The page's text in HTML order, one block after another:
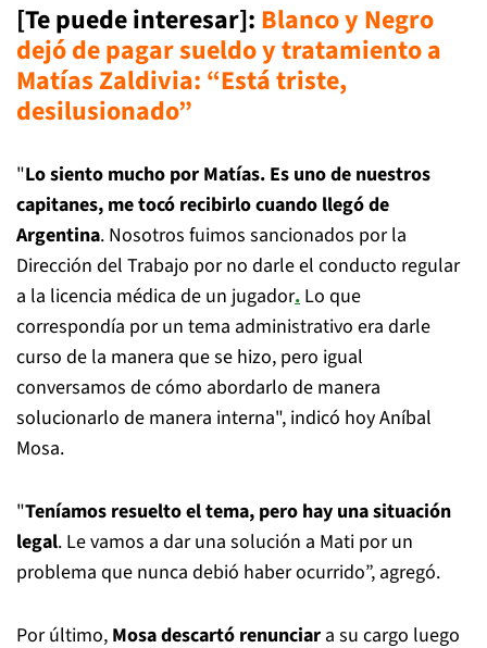
[Te puede interesar]: Blanco y Negro
dejó de pagar sueldo y tratamiento a
Matías Zaldivia: “Está triste,
desilusionado”
"Lo siento mucho por Matías. Es uno de nuestros
capitanes, me tocó recibirlo cuando llegó de
Argentina. Nosotros fuimos sancionados por la
Dirección del Trabajo por no darle el conducto regular
a la licencia médica de un jugador. Lo que
correspondía por un tema administrativo era darle
curso de la manera que se hizo, pero igual
conversamos de cómo abordarlo de manera
solucionarlo de manera interna", indicó hoy Aníbal
Mosa.
"Teníamos resuelto el tema, pero hay una situación
legal. Le vamos a dar una solución a Mati por un
problema que nunca debió haber ocurrido”, agregó.
Por último, Mosa descartó renunciar a su cargo luego